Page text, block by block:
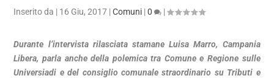
Inserito da | 16 Giu, 2017 |Comuni |0 |
Durante l’intervista rilasciata stamane Luisa Marro, Campania
Libera, parla anche della polemica tra Comune e Regione sulle
Universiadi e del consiglio comunale straordinario su Tributi e